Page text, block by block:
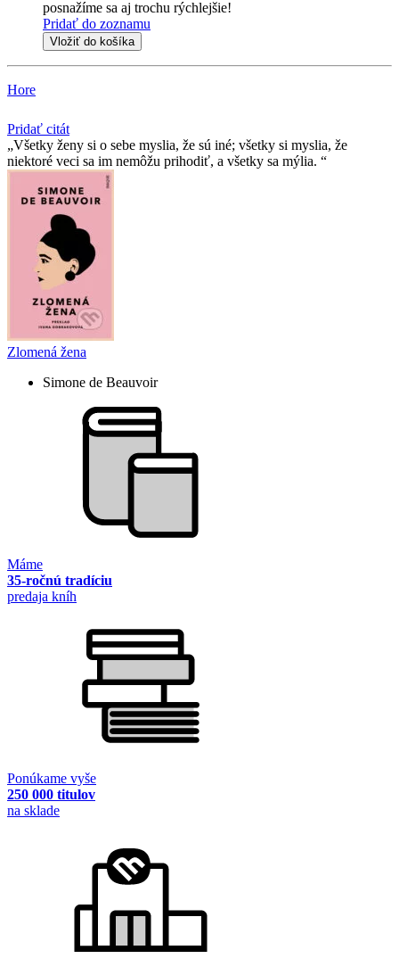
posnažíme sa aj trochu rýchlejšie!
Pridať do zoznamu
Vložiť do košíka
Hore
Pridať citát
Všetky ženy si o sebe myslia, že sú iné; všetky si myslia, že
niektoré veci sa im nemôžu prihodiť, a všetky sa mýlia.
Zlomená žena
Simone de Beauvoir
Máme
35-ročnú tradíciu
predaja kníh
Ponúkame vyše
250 000 titulov
na sklade